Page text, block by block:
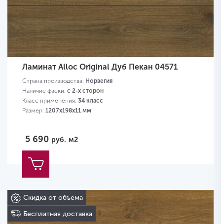
Ламинат Alloc Original Дуб Пекан 04571
Страна производства: Норвегия
Наличие фаски: с 2-х сторон
Класс применения: 34 класс
Размер: 1207х198х11 мм
5 690 руб. м2
Скидка от объема
Бесплатная доставка